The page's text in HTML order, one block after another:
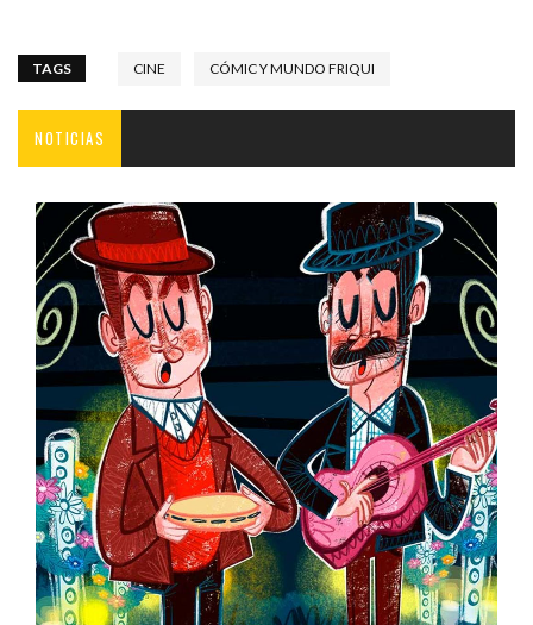
TAGS CINE CÓMIC Y MUNDO FRIQUI
NOTICIAS